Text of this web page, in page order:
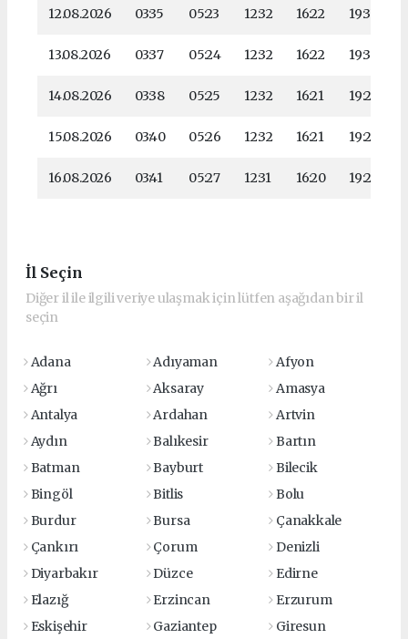
12.08.2026 03:35 05:23 12:32 16:22 19:31
13.08.2026 03:37 05:24 12:32 16:22 19:30
14.08.2026 03:38 05:25 12:32 16:21 19:28
15.08.2026 03:40 05:26 12:32 16:21 19:27
16.08.2026 03:41 05:27 12:31 16:20 19:26
İl Seçin
Diğer il ile ilgili veriye ulaşmak için lütfen aşağıdan bir il
seçin
Adana Adıyaman
Afyon
Ağrı
Aksaray
Amasya
Antalya
Ardahan
Artvin
Aydın
Balıkesir
Bartın
Batman
Bayburt
Bilecik
Bingöl
Bitlis
Bolu
Burdur
Bursa
Çanakkale
Çankırı
Çorum
Denizli
Diyarbakır
Düzce
Edirne
Elazığ
Erzincan
Erzurum
Eskişehir
Gaziantep
Giresun